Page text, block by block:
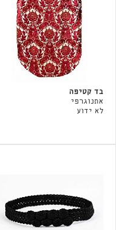
בד קטיפה
אתנוגרפי
לא ידוע